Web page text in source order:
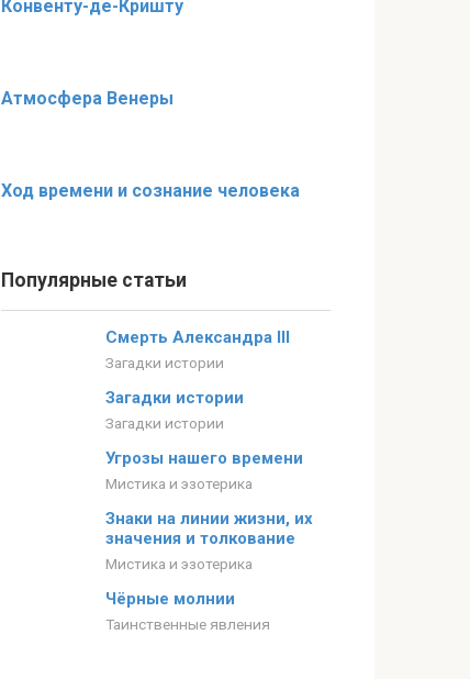
Конвенту-де-Кришту
Атмосфера Венеры
Ход времени и сознание человека
Популярные статьи
Смерть Александра III
Загадки истории
Загадки истории
Загадки истории
Угрозы нашего времени
Мистика и эзотерика
Знаки на линии жизни, их
значения и толкование
Мистика и эзотерика
Чёрные молнии
Таинственные явления